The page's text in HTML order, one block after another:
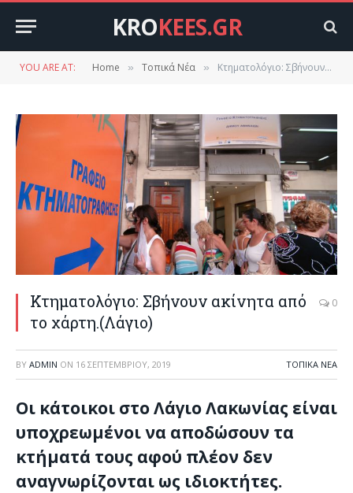
KROKEES.GR
YOU ARE AT: Home » Τοπικά Νέα » Κτηματολόγιο: Σβήνουν ακίνητα από το χάρτη.(Λάγιο)
Κτηματολόγιο: Σβήνουν ακίνητα από
το χάρτη.(Λάγιο)
0
BY ADMIN ON 16 ΣΕΠΤΕΜΒΡΊΟΥ, 2019 ΤΟΠΙΚΆ ΝΈΑ
Οι κάτοικοι στο Λάγιο Λακωνίας είναι
υποχρεωμένοι να αποδώσουν τα
κτήματά τους αφού πλέον δεν
αναγνωρίζονται ως ιδιοκτήτες.